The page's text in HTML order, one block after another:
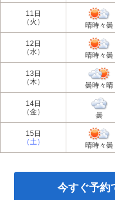
11日
（火）
晴時々曇
12日
（水）
晴時々曇
13日
（木）
曇時々晴
14日
（金）
曇
15日
（土）
晴時々曇
今すぐ予約